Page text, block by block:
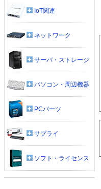
IoT関連
ネットワーク
サーバ・ストレージ
パソコン・周辺機器
PCパーツ
サプライ
ソフト・ライセンス